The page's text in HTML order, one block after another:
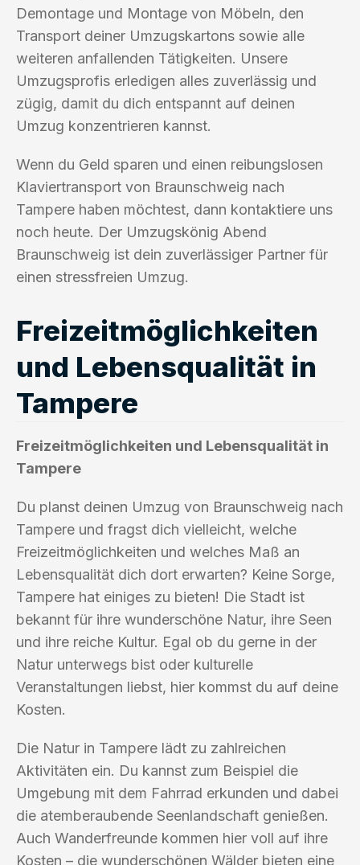
Demontage und Montage von Möbeln, den
Transport deiner Umzugskartons sowie alle
weiteren anfallenden Tätigkeiten. Unsere
Umzugsprofis erledigen alles zuverlässig und
zügig, damit du dich entspannt auf deinen
Umzug konzentrieren kannst.
Wenn du Geld sparen und einen reibungslosen
Klaviertransport von Braunschweig nach
Tampere haben möchtest, dann kontaktiere uns
noch heute. Der Umzugskönig Abend
Braunschweig ist dein zuverlässiger Partner für
einen stressfreien Umzug.
Freizeitmöglichkeiten
und Lebensqualität in
Tampere
Freizeitmöglichkeiten und Lebensqualität in
Tampere
Du planst deinen Umzug von Braunschweig nach
Tampere und fragst dich vielleicht, welche
Freizeitmöglichkeiten und welches Maß an
Lebensqualität dich dort erwarten? Keine Sorge,
Tampere hat einiges zu bieten! Die Stadt ist
bekannt für ihre wunderschöne Natur, ihre Seen
und ihre reiche Kultur. Egal ob du gerne in der
Natur unterwegs bist oder kulturelle
Veranstaltungen liebst, hier kommst du auf deine
Kosten.
Die Natur in Tampere lädt zu zahlreichen
Aktivitäten ein. Du kannst zum Beispiel die
Umgebung mit dem Fahrrad erkunden und dabei
die atemberaubende Seenlandschaft genießen.
Auch Wanderfreunde kommen hier voll auf ihre
Kosten – die wunderschönen Wälder bieten eine